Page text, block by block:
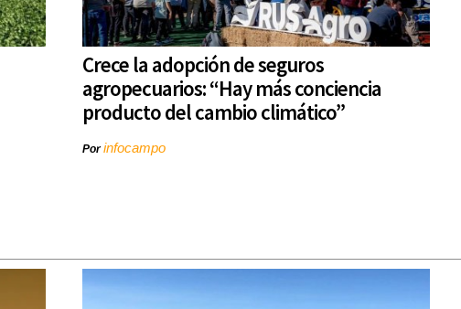
Crece la adopción de seguros
agropecuarios: “Hay más conciencia
producto del cambio climático”
Porinfocampo